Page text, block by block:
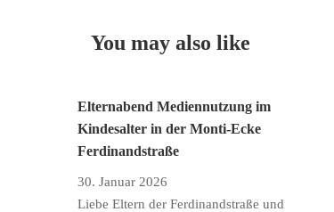
You may also like
Elternabend Mediennutzung im
Kindesalter in der Monti-Ecke
Ferdinandstraße
30. Januar 2026
Liebe Eltern der Ferdinandstraße und